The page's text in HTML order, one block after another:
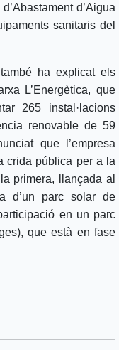
d’Aigua
sanitaris del
ha explicat els
L’Energètica, que
265 instal·lacions
renovable de 59
que l’empresa
crida pública per a la
primera, llançada al
d’un parc solar de
en un parc
que està en fase